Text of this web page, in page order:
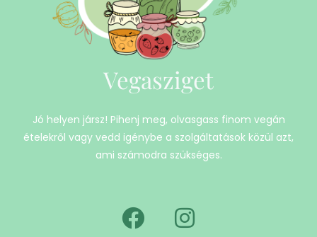
Vegasziget
Jó helyen jársz! Pihenj meg, olvasgass finom vegán
ételekről vagy vedd igénybe a szolgáltatások közül azt,
ami számodra szükséges.